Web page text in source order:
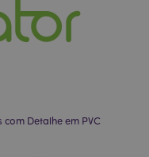
Detalhe em PVC